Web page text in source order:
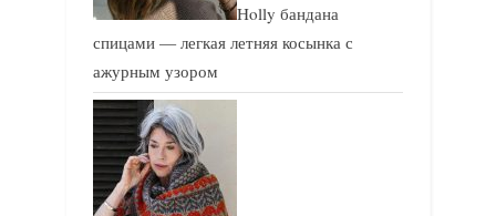
Holly бандана
спицами — легкая летняя косынка с
ажурным узором